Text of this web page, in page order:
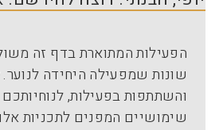
הפעילות המתוארת בדף זה
שונות שמפעילה היחידה
והשתתפות בפעילות,
שימושיים המפנים לתכניות